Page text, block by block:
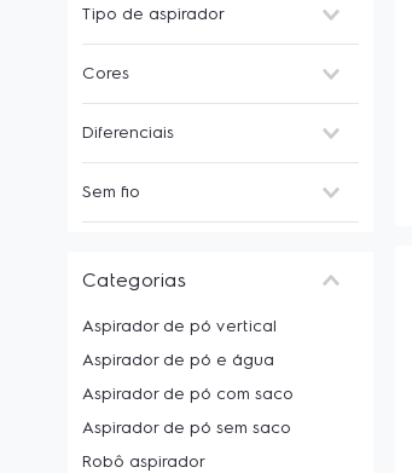
Tipo de aspirador
Com saco para pó
Robô (9)
Sem saco para pó
Vertical (28)
Cores
Azul (21)
Branco (9)
Bronze
Cinza (12)
Verde (2)
Vermelho (4)
Diferenciais
Baixo nível de ruído
(Silencioso) (4)
Filtro hepa
Indicador de recipiente cheio
(2)
Sem fio
Categorias
Aspirador de pó vertical
Aspirador de pó e água
Aspirador de pó com saco
Aspirador de pó sem saco
Robô aspirador